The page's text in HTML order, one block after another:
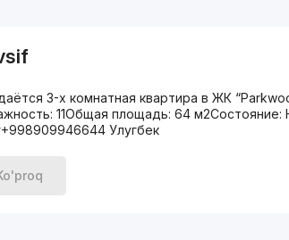
3-х комнатная квартира в ЖК
11Общая площадь: 64 м2Состояние:
Улугбек